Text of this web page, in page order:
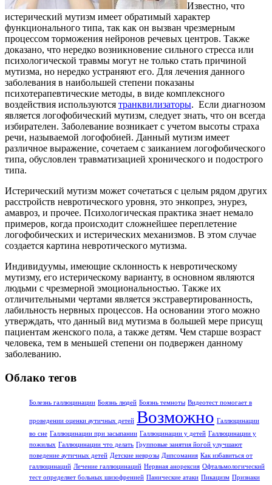
Известно, что
истерический мутизм имеет обратимый характер
функционального типа, так как он вызван чрезмерным
процессом торможения нейронов речевых центров. Также
доказано, что нередко возникновение сильного стресса или
психологической травмы могут не только стать причиной
мутизма, но нередко устраняют его. Для лечения данного
заболевания в наибольшей степени показаны
психотерапевтические методы, в виде комплексного
воздействия используются транквилизаторы. Если диагнозом
является логофобический мутизм, следует знать, что он всегда
избирателен. Заболевание возникает с учетом высоты страха
речи, называемой логофобией. Данный мутизм имеет
различное выражение, сочетаем с заиканием логофобического
типа, обусловлен травматизацией хронического и подострого
типа.
Истерический мутизм может сочетаться с целым рядом других
расстройств невротического уровня, это энкопрез, энурез,
амавроз, и прочее. Психологическая практика знает немало
примеров, когда происходит сложнейшее переплетение
логофобических и истерических механизмов. В этом случае
создается картина невротического мутизма.
Индивидуумы, имеющие склонность к невротическому
мутизму, его истерическому варианту, в основном являются
людьми с чрезмерной эмоциональностью. Также их
отличительными чертами является экстравертированность,
лабильность нервных процессов. На основании этого можно
утверждать, что данный вид мутизма в большей мере присущ
пациентам женского пола, а также детям. Чем старше возраст
человека, тем в меньшей степени он подвержен данному
заболеванию.
Облако тегов
Болезнь галлюцинации Боязнь людей Боязнь темноты Видеотест помогает в
проведении оценки аутичных детей Возможно Галлюцинации
во сне Галлюцинации при засыпании Галлюцинации у детей Галлюцинации у
пожилых Галлюцинации что делать Групповые занятия йогой улучшают
поведение аутичных детей Детские неврозы Дипсомания Как избавиться от
галлюцинаций Лечение галлюцинаций Нервная анорексия Офтальмологический
тест определяет больных шизофренией Панические атаки Пикацизм Признаки